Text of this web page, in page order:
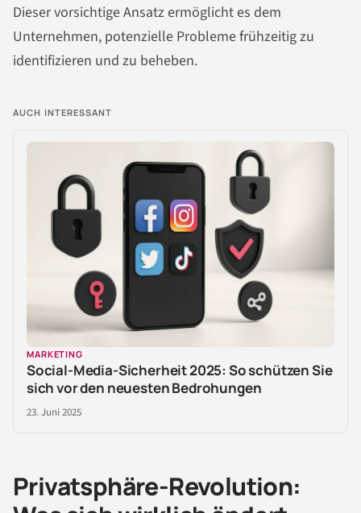
Dieser vorsichtige Ansatz ermöglicht es dem
Unternehmen, potenzielle Probleme frühzeitig zu
identifizieren und zu beheben.
AUCH INTERESSANT
MARKETING
Social-Media-Sicherheit 2025: So schützen Sie
sich vor den neuesten Bedrohungen
23. Juni 2025
Privatsphäre-Revolution: